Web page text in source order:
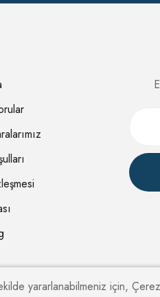
yararlanabilmeniz için,